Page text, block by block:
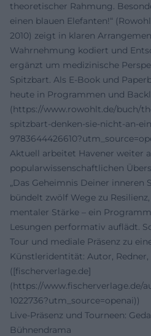
theoretischer Rahmung.
einen blauen Elefanten!“
2010) zeigt in klaren
Wahrnehmung kodiert und
ergänzt um medizinische
Spitzbart. Als E-Book und
heute in Programmen und
(https://www.rowohlt.de/buch/
spitzbart-denken-sie-nicht-an-
Aktuell arbeitet Havener weiter
popularwissenschaftlichen
„Das Geheimnis Deiner inneren
bündelt zwölf Wege zu
mentaler Stärke – ein
Lesungen performativ auflädt.
Tour und mediale Präsenz zu
Künstleridentität: Autor,
([fischerverlage.de]
(https://www.fischerverlage.de/
1022736?utm_source=openai))
Live-Präsenz und Tourneen:
Bühnendrama